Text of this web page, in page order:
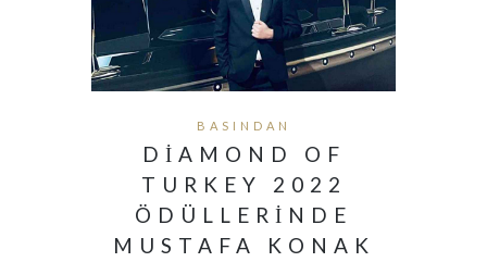
BASINDAN
DIAMOND OF
TURKEY 2022
ÖDÜLLERINDE
MUSTAFA KONAK